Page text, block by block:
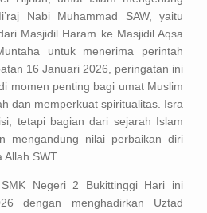
Nabi Muhammad SAW, yaitu
Masjidil Haram ke Masjidil Aqsa
untuk menerima perintah
16 Januari 2026, peringatan ini
momen penting bagi umat Muslim
dan memperkuat spiritualitas. Isra
tetapi bagian dari sejarah Islam
mengandung nilai perbaikan diri
SWT.
Negeri 2 Bukittinggi Hari ini
dengan menghadirkan Uztad